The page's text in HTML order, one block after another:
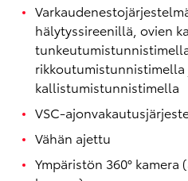
hälytyssireenillä, ovien
rikkoutumistunnistimella
kallistumistunnistimella
VSC-
Vähän ajettu
Ympäristön 360° kamera